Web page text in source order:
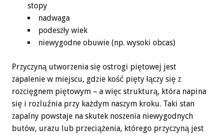
stopy
nadwaga
podeszły wiek
niewygodne obuwie (np. wysoki obcas)
Przyczyną utworzenia się ostrogi piętowej jest
zapalenie w miejscu, gdzie kość pięty łączy się z
rozcięgnem piętowym – a więc strukturą, która napina
się i rozluźnia przy każdym naszym kroku. Taki stan
zapalny powstaje na skutek noszenia niewygodnych
butów, urazu lub przeciążenia, którego przyczyną jest